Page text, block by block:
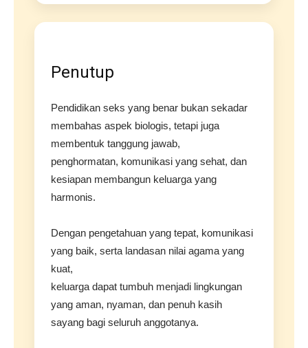
Penutup
Pendidikan seks yang benar bukan sekadar
membahas aspek biologis, tetapi juga
membentuk tanggung jawab,
penghormatan, komunikasi yang sehat, dan
kesiapan membangun keluarga yang
harmonis.
Dengan pengetahuan yang tepat, komunikasi
yang baik, serta landasan nilai agama yang
kuat,
keluarga dapat tumbuh menjadi lingkungan
yang aman, nyaman, dan penuh kasih
sayang bagi seluruh anggotanya.